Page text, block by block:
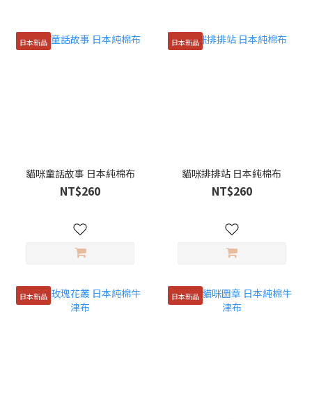
日本新品
貓咪童話故事 日本純棉布
NT$260
日本新品
貓咪排排站 日本純棉布
NT$260
日本新品 日本新品